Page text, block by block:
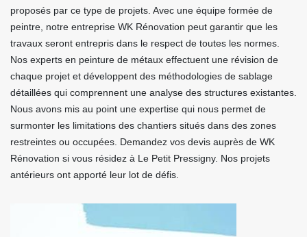
proposés par ce type de projets. Avec une équipe formée de
peintre, notre entreprise WK Rénovation peut garantir que les
travaux seront entrepris dans le respect de toutes les normes.
Nos experts en peinture de métaux effectuent une révision de
chaque projet et développent des méthodologies de sablage
détaillées qui comprennent une analyse des structures existantes.
Nous avons mis au point une expertise qui nous permet de
surmonter les limitations des chantiers situés dans des zones
restreintes ou occupées. Demandez vos devis auprès de WK
Rénovation si vous résidez à Le Petit Pressigny. Nos projets
antérieurs ont apporté leur lot de défis.